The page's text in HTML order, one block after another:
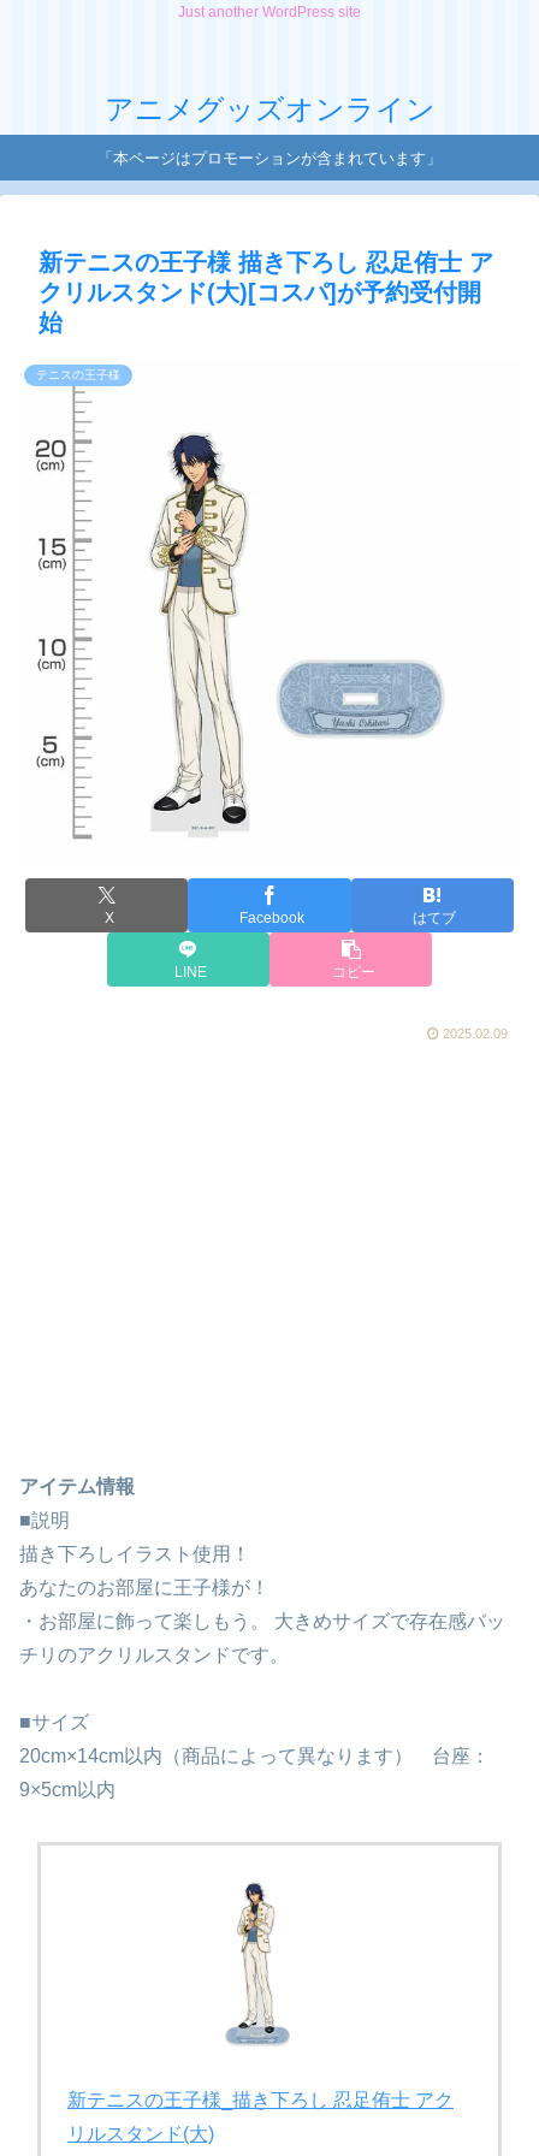
Just another WordPress site
アニメグッズオンライン
「本ページはプロモーションが含まれています」
新テニスの王子様 描き下ろし 忍足侑士 ア
クリルスタンド(大)[コスパ]が予約受付開
始
テニスの王子様
X Facebook はてブ
LINE コピー
2025.02.09
アイテム情報
■説明
描き下ろしイラスト使用！
あなたのお部屋に王子様が！
・お部屋に飾って楽しもう。 大きめサイズで存在感バッ
チリのアクリルスタンドです。
■サイズ
20cm×14cm以内（商品によって異なります） 台座：
9×5cm以内
新テニスの王子様_描き下ろし 忍足侑士 アク
リルスタンド(大)